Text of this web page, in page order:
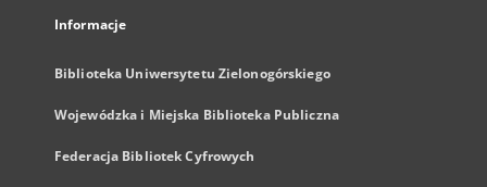
Informacje
Biblioteka Uniwersytetu Zielonogórskiego
Wojewódzka i Miejska Biblioteka Publiczna
Federacja Bibliotek Cyfrowych